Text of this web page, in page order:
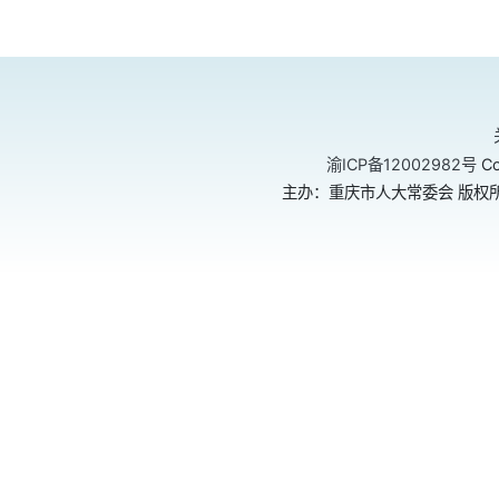
渝ICP备12002982号
主办：重庆市人大常委会 版